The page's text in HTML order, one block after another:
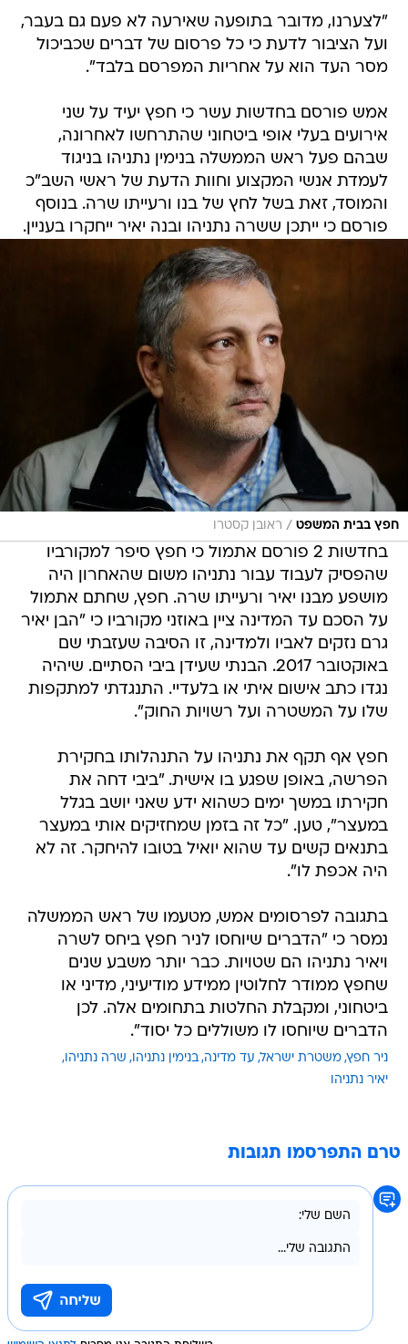
"לצערנו, מדובר בתופעה שאירעה לא פעם גם בעבר,
ועל הציבור לדעת כי כל פרסום של דברים שכביכול
מסר העד הוא על אחריות המפרסם בלבד".
אמש פורסם בחדשות עשר כי חפץ יעיד על שני
אירועים בעלי אופי ביטחוני שהתרחשו לאחרונה,
שבהם פעל ראש הממשלה בנימין נתניהו בניגוד
לעמדת אנשי המקצוע וחוות הדעת של ראשי השב"כ
והמוסד, זאת בשל לחץ של בנו ורעייתו שרה. בנוסף
פורסם כי ייתכן ששרה נתניהו ובנה יאיר ייחקרו בעניין.
חפץ בבית המשפט / ראובן קסטרו
בחדשות 2 פורסם אתמול כי חפץ סיפר למקורביו
שהפסיק לעבוד עבור נתניהו משום שהאחרון היה
מושפע מבנו יאיר ורעייתו שרה. חפץ, שחתם אתמול
על הסכם עד המדינה ציין באוזני מקורביו כי "הבן יאיר
גרם נזקים לאביו ולמדינה, זו הסיבה שעזבתי שם
באוקטובר 2017. הבנתי שעידן ביבי הסתיים. שיהיה
נגדו כתב אישום איתי או בלעדיי. התנגדתי למתקפות
שלו על המשטרה ועל רשויות החוק".
חפץ אף תקף את נתניהו על התנהלותו בחקירת
הפרשה, באופן שפגע בו אישית. "ביבי דחה את
חקירתו במשך ימים כשהוא ידע שאני יושב בגלל
במעצר", טען. "כל זה בזמן שמחזיקים אותי במעצר
בתנאים קשים עד שהוא יואיל בטובו להיחקר. זה לא
היה אכפת לו".
בתגובה לפרסומים אמש, מטעמו של ראש הממשלה
נמסר כי "הדברים שיוחסו לניר חפץ ביחס לשרה
ויאיר נתניהו הם שטויות. כבר יותר משבע שנים
שחפץ ממודר לחלוטין ממידע מודיעיני, מדיני או
ביטחוני, ומקבלת החלטות בתחומים אלה. לכן
הדברים שיוחסו לו משוללים כל יסוד".
ניר חפץ משטרת ישראל עד מדינה בנימין נתניהו שרה נתניהו
יאיר נתניהו
טרם התפרסמו תגובות